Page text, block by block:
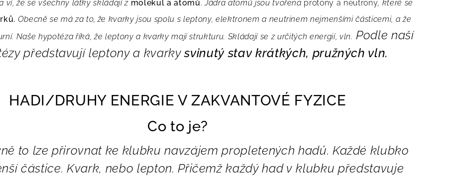
ví, že se všechny látky skládají z molekul a atomů. Jádra atomů jsou tvořena protony a neutrony, které se
Obecně se má za to, že kvarky jsou spolu s leptony, elektronem a neutrinem nejmenšími částicemi, a že
Naše hypotéza říká, že leptony a kvarky mají strukturu. Skládají se z určitých energií, vln. Podle naší
představují leptony a kvarkysvinutý stav krátkých, pružných vln.
HADI/DRUHY ENERGIE V ZAKVANTOVÉ FYZICE
Co to je?
to lze přirovnat ke klubku navzájem propletených hadů. Každé klubko
částice. Kvark, nebo lepton. Přičemž každý had v klubku představuje